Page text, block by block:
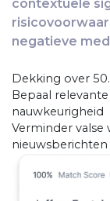
contextuele
negatieve
Dekking over
Bepaal
nauwkeurigheid
Verminder valse